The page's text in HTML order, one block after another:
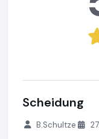
Scheidung
B.Schultze